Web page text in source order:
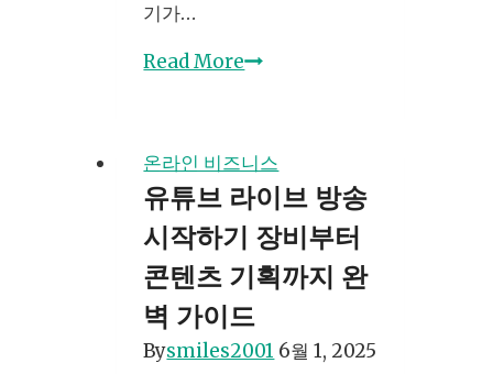
기가…
Read More쿠
트
너
스
수
익
가
이
드:
온라인 비즈니스
유튜브 라이브 방송
시작하기 장비부터
콘텐츠 기획까지 완
벽 가이드
Bysmiles2001 6월 1, 2025